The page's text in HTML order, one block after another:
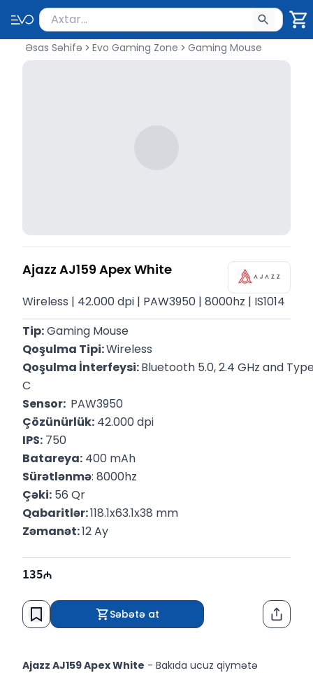
Məhsul axtar
Axtarış üçün ən azı 2 simvol yazın. Göndərmək
Əsas Səhifə Evo Gaming Zone Gaming Mouse
Ajazz AJ159 Apex White
Wireless | 42.000 dpi | PAW3950 | 8000hz | IS1014
Tip: Gaming Mouse
Qoşulma Tipi: Wireless
Qoşulma İnterfeysi: Bluetooth 5.0, 2.4 GHz and
C
Sensor: PAW3950
Çözünürlük: 42.000 dpi
IPS: 750
Batareya: 400 mAh
Sürətlənmə: 8000hz
Çəki: 56 Qr
Qabaritlər: 118.1x63.1x38 mm
Zəmanət: 12 Ay
135
Səbətə at
Ajazz AJ159 Apex White - Bakıda ucuz qiymətə